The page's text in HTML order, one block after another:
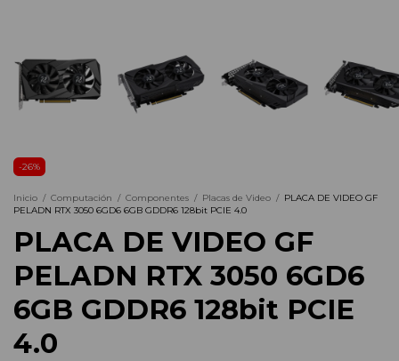
-26%
Inicio / Computación / Componentes / Placas de Video / PLACA DE VIDEO GF
PELADN RTX 3050 6GD6 6GB GDDR6 128bit PCIE 4.0
PLACA DE VIDEO GF
PELADN RTX 3050 6GD6
6GB GDDR6 128bit PCIE
4.0